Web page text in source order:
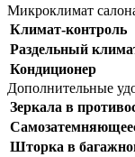
Микроклимат
Климат-контроль
Раздельный
Кондиционер
Дополнительные
Зеркала в
Шторка в